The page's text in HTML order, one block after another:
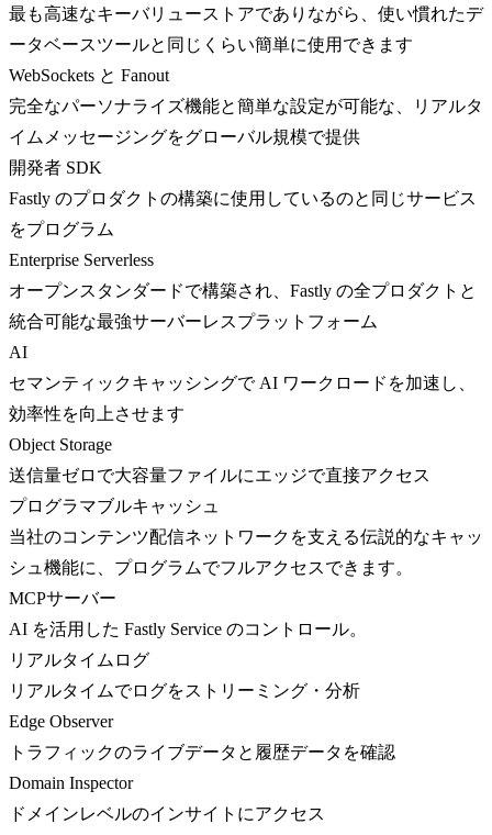
最も高速なキーバリューストアでありながら、使い慣れたデ
ータベースツールと同じくらい簡単に使用できます
WebSockets と Fanout
完全なパーソナライズ機能と簡単な設定が可能な、リアルタ
イムメッセージングをグローバル規模で提供
開発者 SDK
Fastly のプロダクトの構築に使用しているのと同じサービス
をプログラム
Enterprise Serverless
オープンスタンダードで構築され、Fastly の全プロダクトと
統合可能な最強サーバーレスプラットフォーム
AI
セマンティックキャッシングで AI ワークロードを加速し、
効率性を向上させます
Object Storage
送信量ゼロで大容量ファイルにエッジで直接アクセス
プログラマブルキャッシュ
当社のコンテンツ配信ネットワークを支える伝説的なキャッ
シュ機能に、プログラムでフルアクセスできます。
MCPサーバー
AI を活用した Fastly Service のコントロール。
リアルタイムログ
リアルタイムでログをストリーミング・分析
Edge Observer
トラフィックのライブデータと履歴データを確認
Domain Inspector
ドメインレベルのインサイトにアクセス